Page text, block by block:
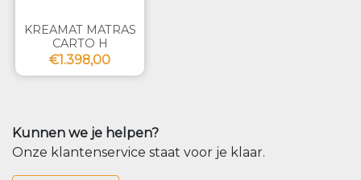
KREAMAT MATRAS
CARTO H
€1.398,00
Kunnen we je helpen?
Onze klantenservice staat voor je klaar.